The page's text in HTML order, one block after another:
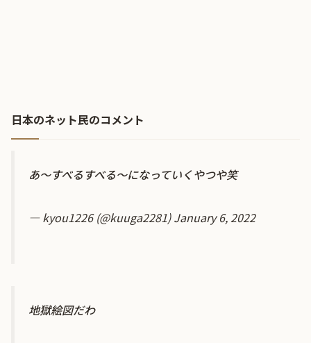
日本のネット民のコメント
あ～すべるすべる～になっていくやつや笑
— kyou1226 (@kuuga2281)January 6, 2022
地獄絵図だわ